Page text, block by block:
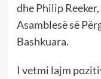
dhe Philip
Asamblesë së
Bashkuara.
I vetmi lajm